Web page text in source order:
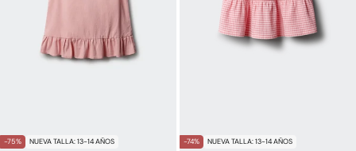
-75% NUEVA TALLA: 13-14 AÑOS -74% NUEVA TALLA: 13-14 AÑOS